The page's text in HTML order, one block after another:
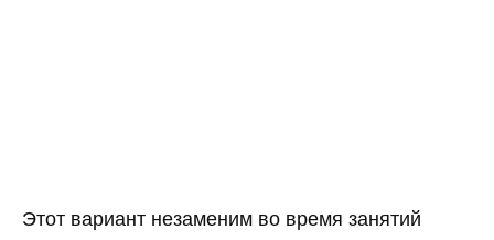
Этот вариант незаменим во время занятий